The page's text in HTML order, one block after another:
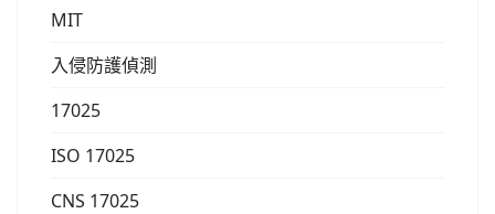
MIT
入侵防護偵測
17025
ISO 17025
CNS 17025